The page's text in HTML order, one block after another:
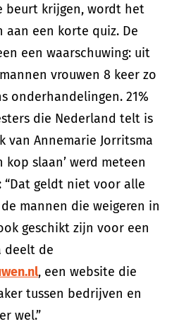
beurt krijgen, wordt het
een korte quiz. De
een waarschuwing: uit
vrouwen 8 keer zo
onderhandelingen. 21%
die Nederland telt is
van Annemarie Jorritsma
kop slaan’ werd meteen
geldt niet voor alle
mannen die weigeren in
geschikt zijn voor een
deelt de
, een website die
tussen bedrijven en
wel.”